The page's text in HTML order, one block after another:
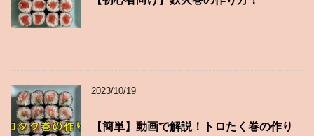
2023/10/19
【簡単】動画で解説！トロたく巻の作り